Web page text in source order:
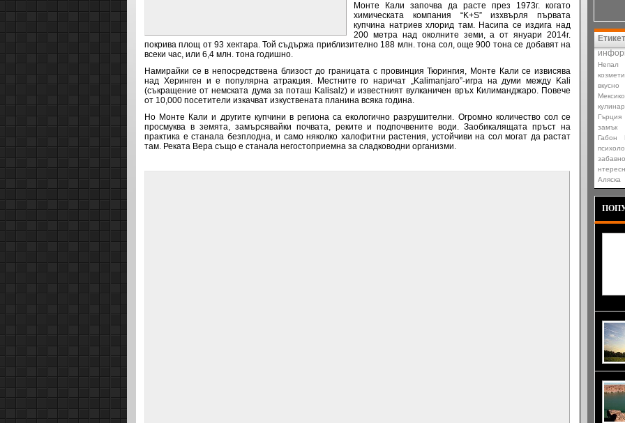
Монте Кали започва да расте през 1973г. когато
химическата компания “K+S” изхвърля първата
купчина натриев хлорид там. Насипа се издига над
200 метра над околните земи, а от януари 2014г.
покрива площ от 93 хектара. Той съдържа приблизително 188 млн. тона сол, още 900 тона се добавят на
всеки час, или 6,4 млн. тона годишно.
Намирайки се в непосредствена близост до границата с провинция Тюрингия, Монте Кали се извисява
над Херинген и е популярна атракция. Местните го наричат „Kalimanjaro”-игра на думи между Kali
(съкращение от немската дума за поташ Kalisalz) и известният вулканичен връх Килиманджаро. Повече
от 10,000 посетители изкачват изкуствената планина всяка година.
Но Монте Кали и другите купчини в региона са екологично разрушителни. Огромно количество сол се
просмуква в земята, замърсявайки почвата, реките и подпочвените води. Заобикалящата пръст на
практика е станала безплодна, и само няколко халофитни растения, устойчиви на сол могат да растат
там. Реката Вера също е станала негостоприемна за сладководни организми.
Непал
вкусно
Мексико
Гърция
замък
Габон
забавно
Аляска